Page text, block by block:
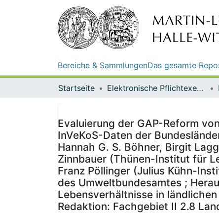
Bereiche & SammlungenDas gesamte
Startseite Elektronische Pflichtexemplare
Evaluierung der GAP-Reform
InVeKoS-Daten der
Hannah G. S. Böhner, Birgit
Zinnbauer (Thünen-Institut für
Franz Pöllinger (Julius Kühn-
des Umweltbundesamtes ;
Lebensverhältnisse in
Redaktion: Fachgebiet II 2.8